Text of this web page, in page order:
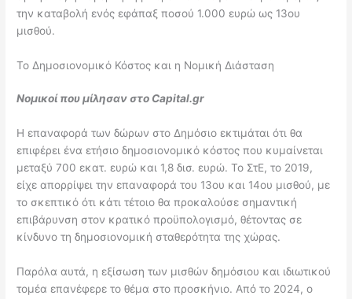
την καταβολή ενός εφάπαξ ποσού 1.000 ευρώ ως 13ου
μισθού.
Το Δημοσιονομικό Κόστος και η Νομική Διάσταση
Νομικοί που μίλησαν στο Capital.gr
Η επαναφορά των δώρων στο Δημόσιο εκτιμάται ότι θα
επιφέρει ένα ετήσιο δημοσιονομικό κόστος που κυμαίνεται
μεταξύ 700 εκατ. ευρώ και 1,8 δισ. ευρώ. Το ΣτΕ, το 2019,
είχε απορρίψει την επαναφορά του 13ου και 14ου μισθού, με
το σκεπτικό ότι κάτι τέτοιο θα προκαλούσε σημαντική
επιβάρυνση στον κρατικό προϋπολογισμό, θέτοντας σε
κίνδυνο τη δημοσιονομική σταθερότητα της χώρας.
Παρόλα αυτά, η εξίσωση των μισθών δημόσιου και ιδιωτικού
τομέα επανέφερε το θέμα στο προσκήνιο. Από το 2024, ο